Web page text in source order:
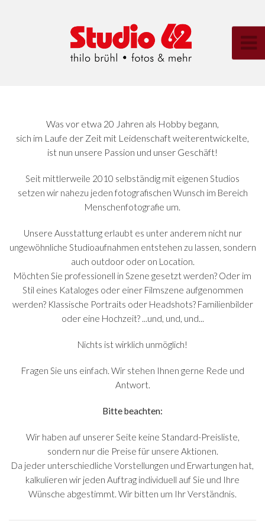
Was vor etwa 20 Jahren als Hobby begann,
sich im Laufe der Zeit mit Leidenschaft weiterentwickelte,
ist nun unsere Passion und unser Geschäft!
Seit mittlerweile 2010 selbständig mit eigenen Studios
setzen wir nahezu jeden fotografischen Wunsch im Bereich
Menschenfotografie um.
Unsere Ausstattung erlaubt es unter anderem nicht nur
ungewöhnliche Studioaufnahmen entstehen zu lassen, sondern
auch outdoor oder on Location.
Möchten Sie professionell in Szene gesetzt werden? Oder im
Stil eines Kataloges oder einer Filmszene aufgenommen
werden? Klassische Portraits oder Headshots? Familienbilder
oder eine Hochzeit? ...und, und, und...
Nichts ist wirklich unmöglich!
Fragen Sie uns einfach. Wir stehen Ihnen gerne Rede und
Antwort.
Bitte beachten:
Wir haben auf unserer Seite keine Standard-Preisliste,
sondern nur die Preise für unsere Aktionen.
Da jeder unterschiedliche Vorstellungen und Erwartungen hat,
kalkulieren wir jeden Auftrag individuell auf Sie und Ihre
Wünsche abgestimmt. Wir bitten um Ihr Verständnis.